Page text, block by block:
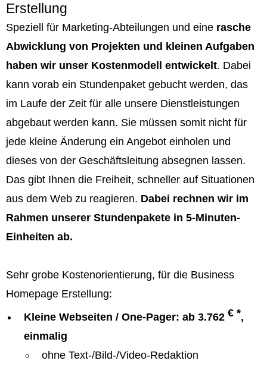
Erstellung
Speziell für Marketing-Abteilungen und eine rasche
Abwicklung von Projekten und kleinen Aufgaben
haben wir unser Kostenmodell entwickelt. Dabei
kann vorab ein Stundenpaket gebucht werden, das
im Laufe der Zeit für alle unsere Dienstleistungen
abgebaut werden kann. Sie müssen somit nicht für
jede kleine Änderung ein Angebot einholen und
dieses von der Geschäftsleitung absegnen lassen.
Das gibt Ihnen die Freiheit, schneller auf Situationen
aus dem Web zu reagieren. Dabei rechnen wir im
Rahmen unserer Stundenpakete in 5-Minuten-
Einheiten ab.
Sehr grobe Kostenorientierung, für die Business
Homepage Erstellung:
Kleine Webseiten / One-Pager: ab 3.762 € *,
einmalig
ohne Text-/Bild-/Video-Redaktion